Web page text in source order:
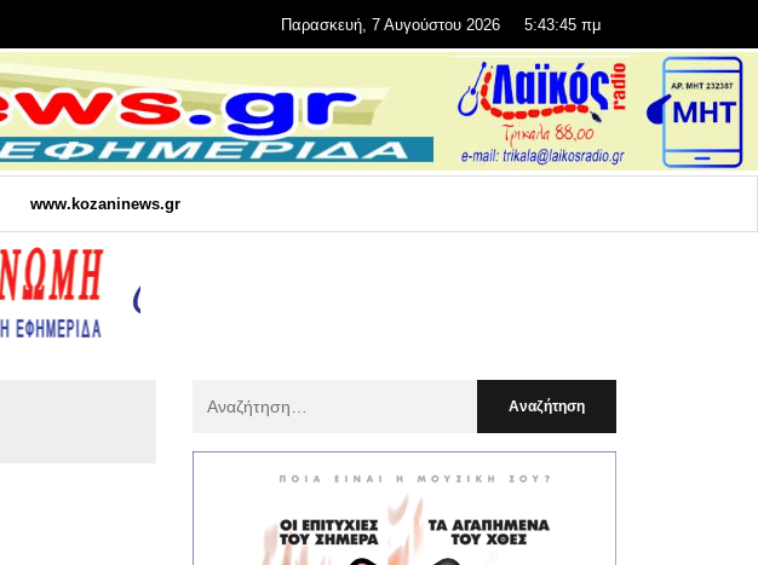
Παρασκευή, 7 Αυγούστου 2026 5:43:47 πμ
www.kozaninews.gr
: